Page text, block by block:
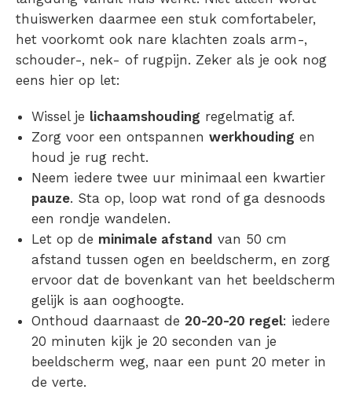
thuiswerken daarmee een stuk comfortabeler,
het voorkomt ook nare klachten zoals arm-,
schouder-, nek- of rugpijn. Zeker als je ook nog
eens hier op let:
Wissel je lichaamshouding regelmatig af.
Zorg voor een ontspannen werkhouding en
houd je rug recht.
Neem iedere twee uur minimaal een kwartier
pauze. Sta op, loop wat rond of ga desnoods
een rondje wandelen.
Let op de minimale afstand van 50 cm
afstand tussen ogen en beeldscherm, en zorg
ervoor dat de bovenkant van het beeldscherm
gelijk is aan ooghoogte.
Onthoud daarnaast de 20-20-20 regel: iedere
20 minuten kijk je 20 seconden van je
beeldscherm weg, naar een punt 20 meter in
de verte.